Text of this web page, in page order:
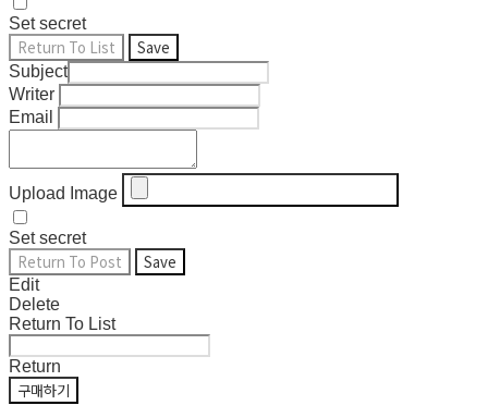
Set secret
Return To List Save
Subject
Writer
Email
Upload Image
Set secret
Return To Post Save
Edit
Delete
Return To List
Return
구매하기